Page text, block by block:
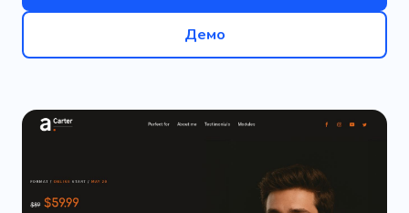
Демо